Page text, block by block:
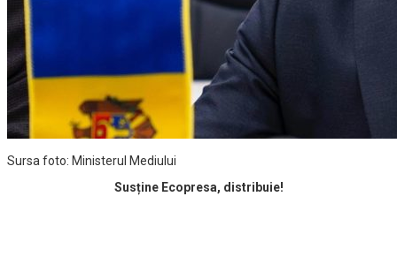
Sursa foto: Ministerul Mediului
Susține Ecopresa, distribuie!